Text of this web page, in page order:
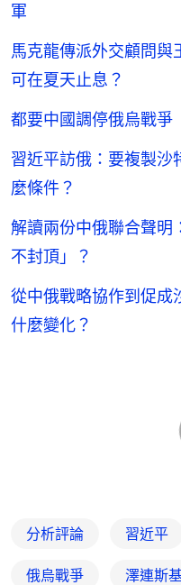
軍
馬克龍傳派外交顧問
可在夏天止息？
都要中國調停俄烏戰
習近平訪俄：要複製
麼條件？
解讀兩份中俄聯合聲明
不封頂」？
從中俄戰略協作到促成
什麼變化？
分析評論 習近平
俄烏戰爭 澤連斯